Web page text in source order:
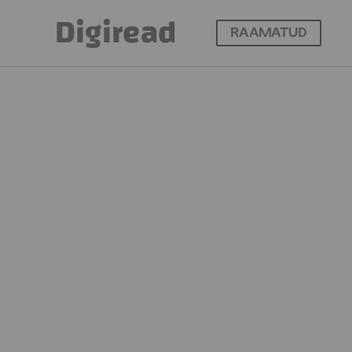
Digiread RAAMATUD